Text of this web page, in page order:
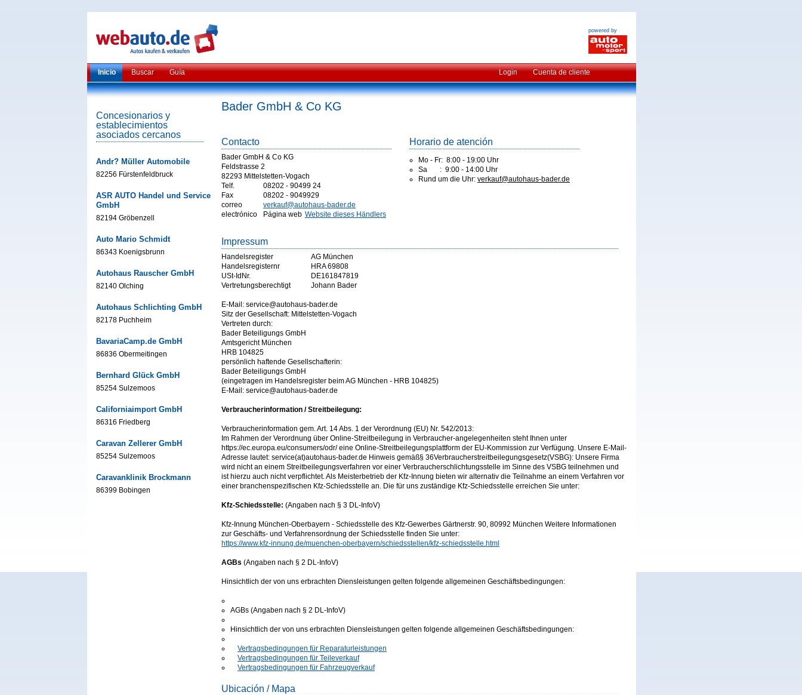
powered by
Inicio Buscar Guía Login Cuenta de cliente
Concesionarios y
establecimientos
asociados cercanos
Andr? Müller Automobile
82256 Fürstenfeldbruck
ASR AUTO Handel und Service
GmbH
82194 Gröbenzell
Auto Mario Schmidt
86343 Koenigsbrunn
Autohaus Rauscher GmbH
82140 Olching
Autohaus Schlichting GmbH
82178 Puchheim
BavariaCamp.de GmbH
86836 Obermeitingen
Bernhard Glück GmbH
85254 Sulzemoos
Californiaimport GmbH
86316 Friedberg
Caravan Zellerer GmbH
85254 Sulzemoos
Caravanklinik Brockmann
86399 Bobingen
Bader GmbH & Co KG
Contacto
Bader GmbH & Co KG
Feldstrasse 2
82293 Mittelstetten-Vogach
Telf.
08202 - 90499 24
Fax
08202 - 9049929
correo
electrónico
verkauf@autohaus-bader.de
Página web Website dieses Händlers
Horario de atención
Mo - Fr: 8:00 - 19:00 Uhr
Sa : 9:00 - 14:00 Uhr
Rund um die Uhr: verkauf@autohaus-bader.de
Impressum
Handelsregister
AG München
Handelsregisternr
HRA 69808
USt-IdNr.
DE161847819
Vertretungsberechtigt
Johann Bader
E-Mail: service@autohaus-bader.de
Sitz der Gesellschaft: Mittelstetten-Vogach
Vertreten durch:
Bader Beteiligungs GmbH
Amtsgericht München
HRB 104825
persönlich haftende Gesellschafterin:
Bader Beteiligungs GmbH
(eingetragen im Handelsregister beim AG München - HRB 104825)
E-Mail: service@autohaus-bader.de
Verbraucherinformation / Streitbeilegung:
Verbraucherinformation gem. Art. 14 Abs. 1 der Verordnung (EU) Nr. 542/2013:
Im Rahmen der Verordnung über Online-Streitbeilegung in Verbraucher-angelegenheiten steht Ihnen unter
https://ec.europa.eu/consumers/odr/ eine Online-Streitbeilegungsplattform der EU-Kommission zur Verfügung. Unsere E-Mail-
Adresse lautet: service(at)autohaus-bader.de Hinweis gemäß§ 36Verbraucherstreitbeilegungsgesetz(VSBG): Unsere Firma
wird nicht an einem Streitbeilegungsverfahren vor einer Verbraucherschlichtungsstelle im Sinne des VSBG teilnehmen und
ist hierzu auch nicht verpflichtet. Als Meisterbetrieb der Kfz-Innung bieten wir alternativ die Teilnahme an einem Verfahren vor
einer branchenspezifischen Kfz-Schiedsstelle an. Die für uns zuständige Kfz-Schiedsstelle erreichen Sie unter:
Kfz-Schiedsstelle: (Angaben nach § 3 DL-InfoV)
Kfz-Innung München-Oberbayern - Schiedsstelle des Kfz-Gewerbes Gärtnerstr. 90, 80992 München Weitere Informationen
zur Geschäfts- und Verfahrensordnung der Schiedsstelle finden Sie unter:
https://www.kfz-innung.de/muenchen-oberbayern/schiedsstellen/kfz-schiedsstelle.html
AGBs (Angaben nach § 2 DL-InfoV)
Hinsichtlich der von uns erbrachten Diensleistungen gelten folgende allgemeinen Geschäftsbedingungen:
AGBs (Angaben nach § 2 DL-InfoV)
Hinsichtlich der von uns erbrachten Diensleistungen gelten folgende allgemeinen Geschäftsbedingungen:
Vertragsbedingungen für Reparaturleistungen
Vertragsbedingungen für Teileverkauf
Vertragsbedingungen für Fahrzeugverkauf
Ubicación / Mapa